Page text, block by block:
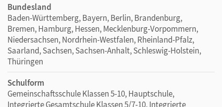
Bundesland
Baden-Württemberg, Bayern, Berlin, Brandenburg,
Bremen, Hamburg, Hessen, Mecklenburg-Vorpommern,
Niedersachsen, Nordrhein-Westfalen, Rheinland-Pfalz,
Saarland, Sachsen, Sachsen-Anhalt, Schleswig-Holstein,
Thüringen
Schulform
Gemeinschaftsschule Klassen 5-10, Hauptschule,
Integrierte Gesamtschule Klassen 5/7-10, Integrierte